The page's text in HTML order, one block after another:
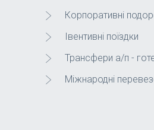
Корпоративні
Івентивні поїздки
Трансфери а/п -
Міжнародні